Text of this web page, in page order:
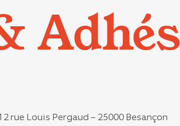
rue Louis Pergaud – 25000 Besançon